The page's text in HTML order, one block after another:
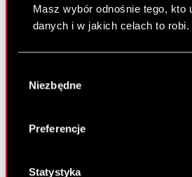
Masz wybór odnośnie tego, kto
danych i w jakich celach to robi.
lokalizacji geograficznej z
Identyfikować Twoje
analizując
palca)
zgody
Niezbędne
Preferencje
Statystyka
O CD PROJEKT
Grupa Kapitałowa
Inwestorzy
Kariera